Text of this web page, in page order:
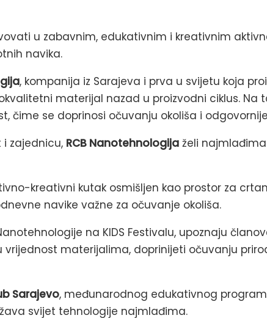
u zabavnim, edukativnim i kreativnim
navika.
, kompanija iz Sarajeva i prva u svijetu koja
materijal nazad u proizvodni ciklus.
čime se doprinosi očuvanju okoliša i
zajednicu, RCB Nanotehnologija želi
kreativni kutak osmišljen kao prostor za
navike važne za očuvanje okoliša.
na KIDS Festivalu, upoznaju
materijalima, doprinijeti očuvanju
Sarajevo, međunarodnog edukativnog
svijet tehnologije najmlađima.